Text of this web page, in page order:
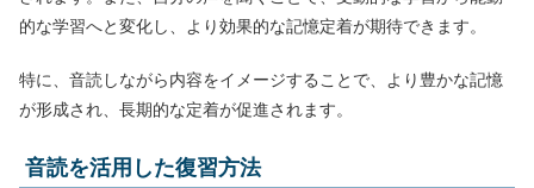
的な学習へと変化し、より効果的な記憶定着が期待できます。
特に、音読しながら内容をイメージすることで、より豊かな記憶
が形成され、長期的な定着が促進されます。
音読を活用した復習方法